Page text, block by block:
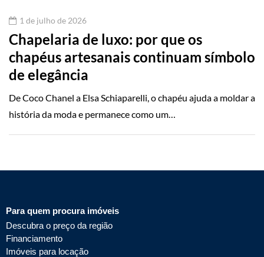
1 de julho de 2026
Chapelaria de luxo: por que os
chapéus artesanais continuam símbolo
de elegância
De Coco Chanel a Elsa Schiaparelli, o chapéu ajuda a moldar a
história da moda e permanece como um…
Para quem procura imóveis
Descubra o preço da região
Financiamento
Imóveis para locação